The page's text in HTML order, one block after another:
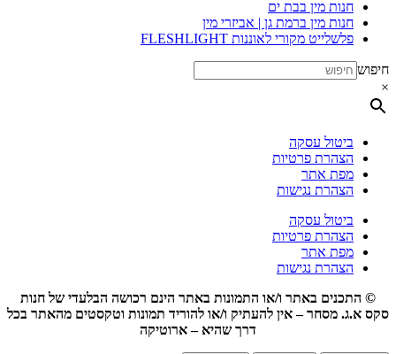
חנות מין בבת ים
חנות מין ברמת גן | אביזרי מין
פלשלייט מקורי לאוננות FLESHLIGHT
חיפוש
×
ביטול עסקה
הצהרת פרטיות
מפת אתר
הצהרת נגישות
ביטול עסקה
הצהרת פרטיות
מפת אתר
הצהרת נגישות
© התכנים באתר ו/או התמונות באתר הינם רכושה הבלעדי של חנות
סקס א.ג. מסחר – אין להעתיק ו/או להוריד תמונות וטקסטים מהאתר בכל
דרך שהיא – ארוטיקה